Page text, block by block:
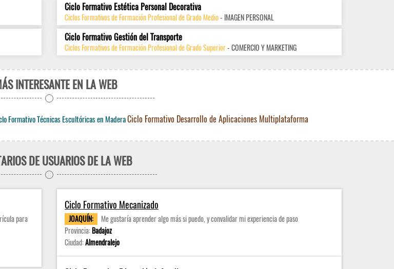
Ciclo Formativo Estética Personal Decorativa
Ciclos Formativos de Formación Profesional de Grado Medio- IMAGEN PERSONAL
Ciclo Formativo Gestión del Transporte
Ciclos Formativos de Formación Profesional de Grado Superior- COMERCIO Y MARKETING
INTERESANTE EN LA WEB
Formativo Técnicas Escultóricas en MaderaCiclo Formativo Desarrollo de Aplicaciones Multiplataforma
DE USUARIOS DE LA WEB
para
Ciclo Formativo Mecanizado
JOAQUÍN:
Me gustaría aprender algo más si puedo, y convalidar mi experiencia de paso
Provincia:Badajoz
Ciudad:Almendralejo